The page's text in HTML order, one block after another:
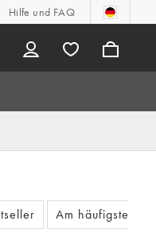
Hilfe und FAQ
Am häufigsten